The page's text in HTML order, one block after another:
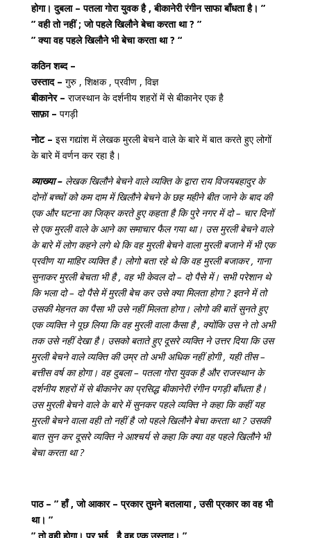
होगा। दुबला – पतला गोरा युवक है , बीकानेरी रंगीन साफा बाँधता है। ”
” वही तो नहीं ; जो पहले खिलौने बेचा करता था ? ”
” क्या वह पहले खिलौने भी बेचा करता था ? “
कठिन शब्द –
उस्ताद – गुरु , शिक्षक , प्रवीण , विज्ञ
बीकानेर – राजस्थान के दर्शनीय शहरों में से बीकानेर एक है
साफ़ा – पगड़ी
नोट – इस गद्यांश में लेखक मुरली बेचने वाले के बारे में बात करते हुए लोगों
के बारे में वर्णन कर रहा है।
व्याख्या –लेखक खिलौने बेचने वाले व्यक्ति के द्वारा राय विजयबहादुर के
दोनों बच्चों को कम दाम में खिलौने बेचने के छह महीने बीत जाने के बाद की
एक और घटना का जिक्र करते हुए कहता है कि पुरे नगर में दो – चार दिनों
से एक मुरली वाले के आने का समाचार फैल गया था। उस मुरली बेचने वाले
के बारे में लोग कहने लगे थे कि वह मुरली बेचने वाला मुरली बजाने में भी एक
प्रवीण या माहिर व्यक्ति है। लोगो बता रहे थे कि वह मुरली बजाकर , गाना
सुनाकर मुरली बेचता भी है , वह भी केवल दो – दो पैसे में। सभी परेशान थे
कि भला दो – दो पैसे में मुरली बेच कर उसे क्या मिलता होगा ? इतने में तो
उसकी मेहनत का पैसा भी उसे नहीं मिलता होगा। लोगो की बातें सुनते हुए
एक व्यक्ति ने पूछ लिया कि वह मुरली वाला कैसा है , क्योंकि उस ने तो अभी
तक उसे नहीं देखा है। उसको बताते हुए दूसरे व्यक्ति ने उत्तर दिया कि उस
मुरली बेचने वाले व्यक्ति की उम्र तो अभी अधिक नहीं होगी , यही तीस –
बत्तीस वर्ष का होगा। वह दुबला – पतला गोरा युवक है और राजस्थान के
दर्शनीय शहरों में से बीकानेर का प्रसिद्ध बीकानेरी रंगीन पगड़ी बाँधता है।
उस मुरली बेचने वाले के बारे में सुनकर पहले व्यक्ति ने कहा कि कहीं यह
मुरली बेचने वाला वही तो नहीं है जो पहले खिलौने बेचा करता था ? उसकी
बात सुन कर दूसरे व्यक्ति ने आश्चर्य से कहा कि क्या वह पहले खिलौने भी
बेचा करता था ?
पाठ – ” हाँ , जो आकार – प्रकार तुमने बतलाया , उसी प्रकार का वह भी
था। ”
” तो वही होगा। पर भई , है वह एक उस्ताद। ”